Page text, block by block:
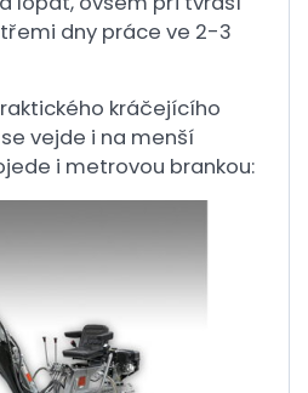
dny práce ve 2-3
kráčejícího
vejde i na menší
i metrovou brankou: